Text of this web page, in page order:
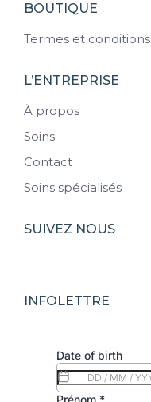
BOUTIQUE
Termes et conditions
L’ENTREPRISE
À propos
Soins
Contact
Soins spécialisés
SUIVEZ NOUS
INFOLETTRE